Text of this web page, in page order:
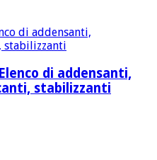
di addensanti,
stabilizzanti